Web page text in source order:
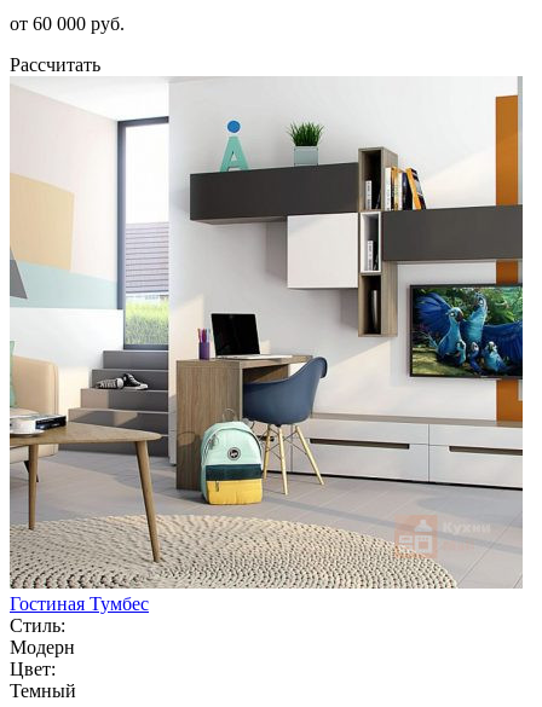
от 60 000 руб.
Рассчитать
Гостиная Тумбес
Стиль:
Модерн
Цвет:
Темный